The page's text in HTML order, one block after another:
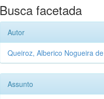
Busca facetada
Autor
Queiroz, Alberico Nogueira de
Assunto